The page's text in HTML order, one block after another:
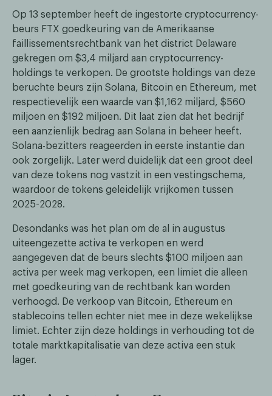
Op 13 september heeft de ingestorte cryptocurrency-
beurs FTX goedkeuring van de Amerikaanse
faillissementsrechtbank van het district Delaware
gekregen om $3,4 miljard aan cryptocurrency-
holdings te verkopen. De grootste holdings van deze
beruchte beurs zijn Solana, Bitcoin en Ethereum, met
respectievelijk een waarde van $1,162 miljard, $560
miljoen en $192 miljoen. Dit laat zien dat het bedrijf
een aanzienlijk bedrag aan Solana in beheer heeft.
Solana-bezitters reageerden in eerste instantie dan
ook zorgelijk. Later werd duidelijk dat een groot deel
van deze tokens nog vastzit in een vestingschema,
waardoor de tokens geleidelijk vrijkomen tussen
2025-2028.
Desondanks was het plan om de al in augustus
uiteengezette activa te verkopen en werd
aangegeven dat de beurs slechts $100 miljoen aan
activa per week mag verkopen, een limiet die alleen
met goedkeuring van de rechtbank kan worden
verhoogd. De verkoop van Bitcoin, Ethereum en
stablecoins tellen echter niet mee in deze wekelijkse
limiet. Echter zijn deze holdings in verhouding tot de
totale marktkapitalisatie van deze activa een stuk
lager.